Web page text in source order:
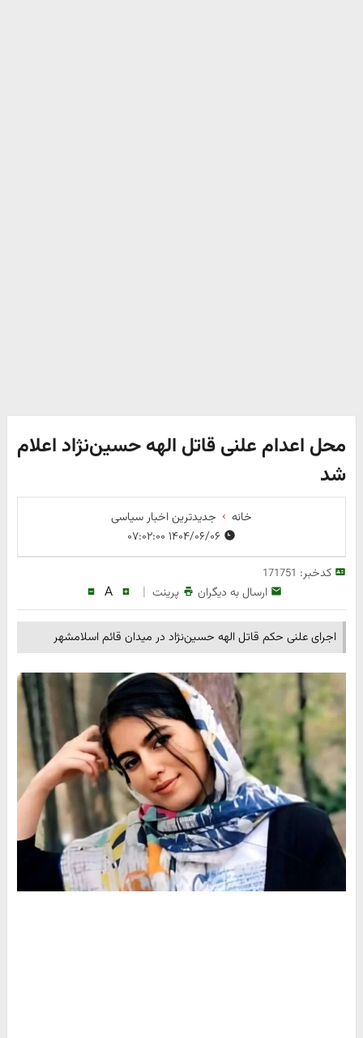
محل اعدام علنی قاتل الهه حسین‌نژاد اعلام
شد
خانه
جدیدترین اخبار سیاسی
کدخبر: 171751
ارسال به دیگران پرینت |
A
اجرای علنی حکم قاتل الهه حسین‌نژاد در میدان قائم اسلامشهر